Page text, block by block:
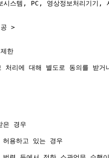
스템, PC, 영상정보처리기기,
공 >
한
처리에 대해 별도로 동의를 받
은 경우
용하고 있는 경우